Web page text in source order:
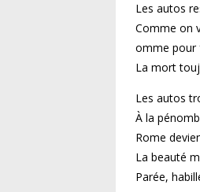
Les autos
Comme on
omme pour
La mort
Les autos
À la
Rome
La beauté
Parée,